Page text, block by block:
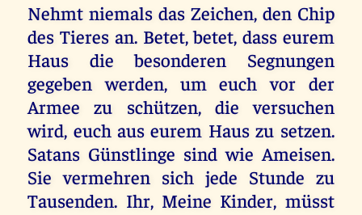
Nehmt niemals das Zeichen, den Chip
des Tieres an. Betet, betet, dass eurem
Haus die besonderen Segnungen
gegeben werden, um euch vor der
Armee zu schützen, die versuchen
wird, euch aus eurem Haus zu setzen.
Satans Günstlinge sind wie Ameisen.
Sie vermehren sich jede Stunde zu
Tausenden. Ihr, Meine Kinder, müsst